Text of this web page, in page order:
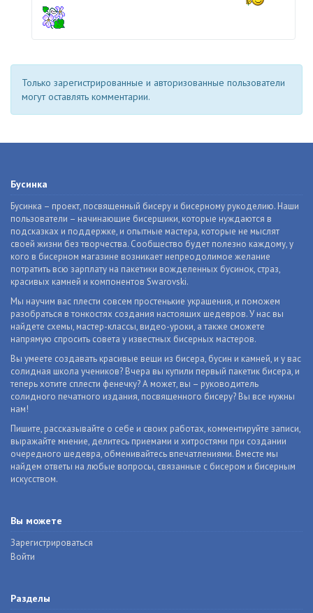
Только зарегистрированные и авторизованные пользователи
могут оставлять комментарии.
Бусинка
Бусинка – проект, посвященный бисеру и бисерному рукоделию. Наши
пользователи – начинающие бисерщики, которые нуждаются в
подсказках и поддержке, и опытные мастера, которые не мыслят
своей жизни без творчества. Сообщество будет полезно каждому, у
кого в бисерном магазине возникает непреодолимое желание
потратить всю зарплату на пакетики вожделенных бусинок, страз,
красивых камней и компонентов Swarovski.
Мы научим вас плести совсем простенькие украшения, и поможем
разобраться в тонкостях создания настоящих шедевров. У нас вы
найдете схемы, мастер-классы, видео-уроки, а также сможете
напрямую спросить совета у известных бисерных мастеров.
Вы умеете создавать красивые вещи из бисера, бусин и камней, и у вас
солидная школа учеников? Вчера вы купили первый пакетик бисера, и
теперь хотите сплести фенечку? А может, вы – руководитель
солидного печатного издания, посвященного бисеру? Вы все нужны
нам!
Пишите, рассказывайте о себе и своих работах, комментируйте записи,
выражайте мнение, делитесь приемами и хитростями при создании
очередного шедевра, обменивайтесь впечатлениями. Вместе мы
найдем ответы на любые вопросы, связанные с бисером и бисерным
искусством.
Вы можете
Зарегистрироваться
Войти
Разделы